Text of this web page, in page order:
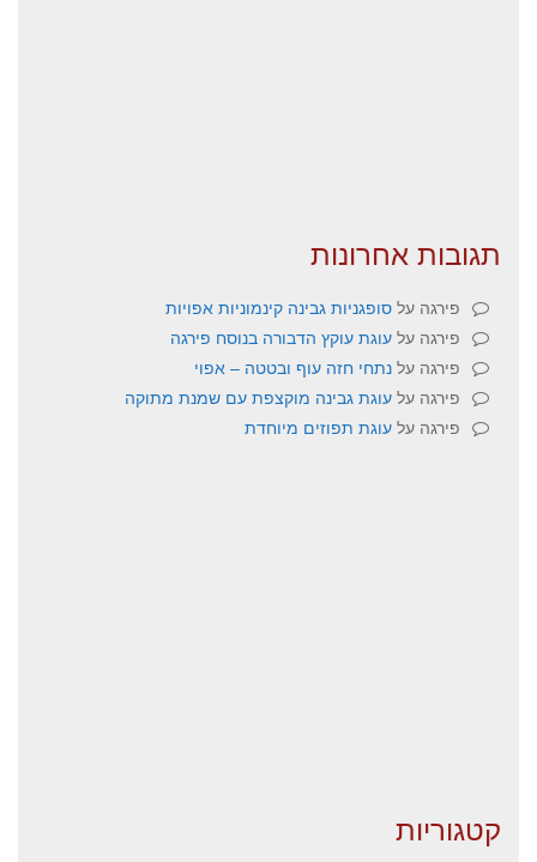
תגובות אחרונות
פירגה על סופגניות גבינה קינמוניות אפויות
פירגה על עוגת עוקץ הדבורה בנוסח פירגה
פירגה על נתחי חזה עוף ובטטה – אפוי
פירגה על עוגת גבינה מוקצפת עם שמנת מתוקה
פירגה על עוגת תפוזים מיוחדת
קטגוריות